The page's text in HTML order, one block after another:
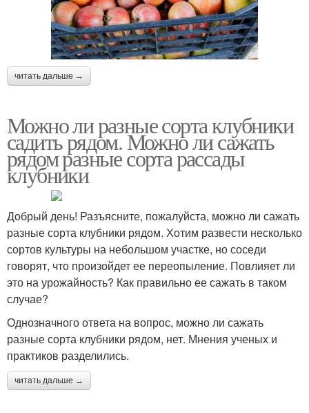
читать дальше →
Можно ли разные сорта клубники
садить рядом. Можно ли сажать
рядом разные сорта рассады
клубники
Добрый день! Разъясните, пожалуйста, можно ли сажать
разные сорта клубники рядом. Хотим развести несколько
сортов культуры на небольшом участке, но соседи
говорят, что произойдет ее переопыление. Повлияет ли
это на урожайность? Как правильно ее сажать в таком
случае?
Однозначного ответа на вопрос, можно ли сажать
разные сорта клубники рядом, нет. Мнения ученых и
практиков разделились.
читать дальше →